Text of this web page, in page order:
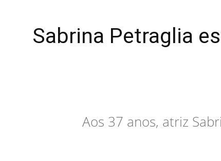
Sabrina Petraglia
Aos 37 anos, atriz